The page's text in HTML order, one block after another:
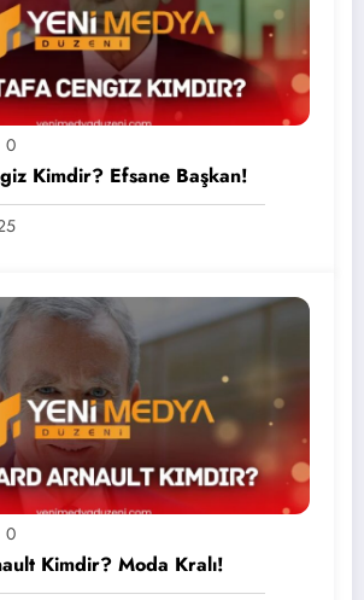
0
Kimdir? Efsane Başkan!
0
Kimdir? Moda Kralı!